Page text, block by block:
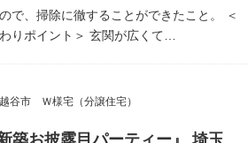
で、掃除に徹することができたこと。
＜
りポイント＞ 玄関が広くて…
谷市 Ｗ様宅（分譲住宅）